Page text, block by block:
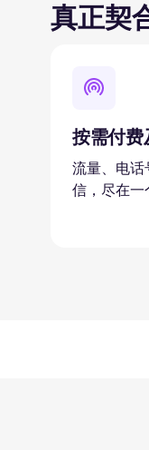
真正契
按需付费
流量、电话
信，尽在一